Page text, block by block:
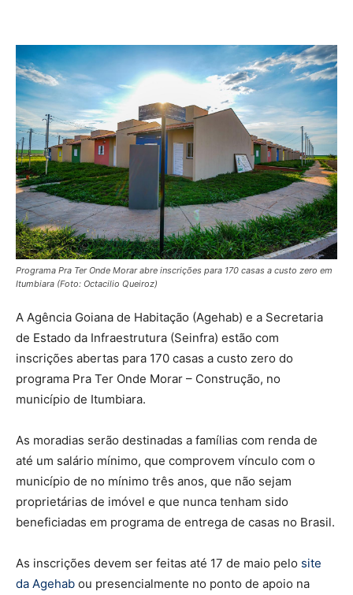
Programa Pra Ter Onde Morar abre inscrições para 170 casas a custo zero em
Itumbiara (Foto: Octacilio Queiroz)
A Agência Goiana de Habitação (Agehab) e a Secretaria
de Estado da Infraestrutura (Seinfra) estão com
inscrições abertas para 170 casas a custo zero do
programa Pra Ter Onde Morar – Construção, no
município de Itumbiara.
As moradias serão destinadas a famílias com renda de
até um salário mínimo, que comprovem vínculo com o
município de no mínimo três anos, que não sejam
proprietárias de imóvel e que nunca tenham sido
beneficiadas em programa de entrega de casas no Brasil.
As inscrições devem ser feitas até 17 de maio pelo site
da Agehab ou presencialmente no ponto de apoio na